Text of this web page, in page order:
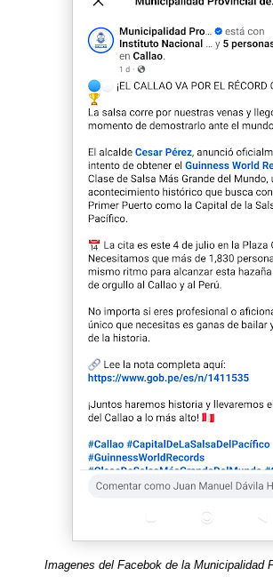
Imagenes del Facebok de la Municipalidad